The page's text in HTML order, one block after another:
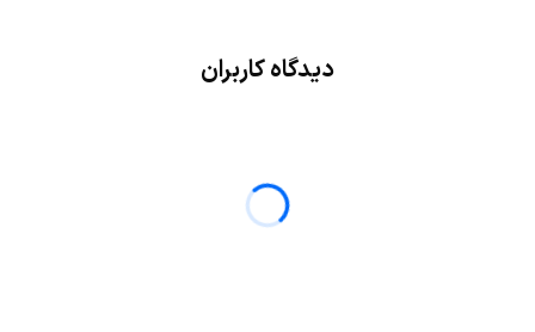
دیدگاه کاربران